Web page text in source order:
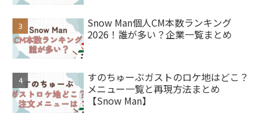
Snow Man個人CM本数ランキング
2026！誰が多い？企業一覧まとめ
すのちゅーぶガストのロケ地はどこ？
メニュー一覧と再現方法まとめ
【Snow Man】